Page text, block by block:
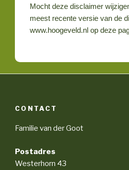
Mocht deze disclaimer
meest recente versie van de
www.hoogeveld.nl op deze
CONTACT
Familie van der Goot
Postadres
Westerhorn 43